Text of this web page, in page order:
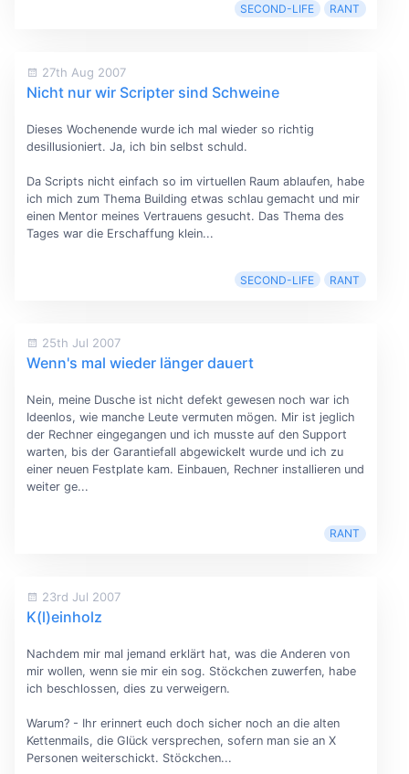
SECOND-LIFE RANT
27th Aug 2007
Nicht nur wir Scripter sind Schweine
Dieses Wochenende wurde ich mal wieder so richtig
desillusioniert. Ja, ich bin selbst schuld.
Da Scripts nicht einfach so im virtuellen Raum ablaufen, habe
ich mich zum Thema Building etwas schlau gemacht und mir
einen Mentor meines Vertrauens gesucht. Das Thema des
Tages war die Erschaffung klein...
SECOND-LIFE RANT
25th Jul 2007
Wenn's mal wieder länger dauert
Nein, meine Dusche ist nicht defekt gewesen noch war ich
Ideenlos, wie manche Leute vermuten mögen. Mir ist jeglich
der Rechner eingegangen und ich musste auf den Support
warten, bis der Garantiefall abgewickelt wurde und ich zu
einer neuen Festplate kam. Einbauen, Rechner installieren und
weiter ge...
RANT
23rd Jul 2007
K(l)einholz
Nachdem mir mal jemand erklärt hat, was die Anderen von
mir wollen, wenn sie mir ein sog. Stöckchen zuwerfen, habe
ich beschlossen, dies zu verweigern.
Warum? - Ihr erinnert euch doch sicher noch an die alten
Kettenmails, die Glück versprechen, sofern man sie an X
Personen weiterschickt. Stöckchen...